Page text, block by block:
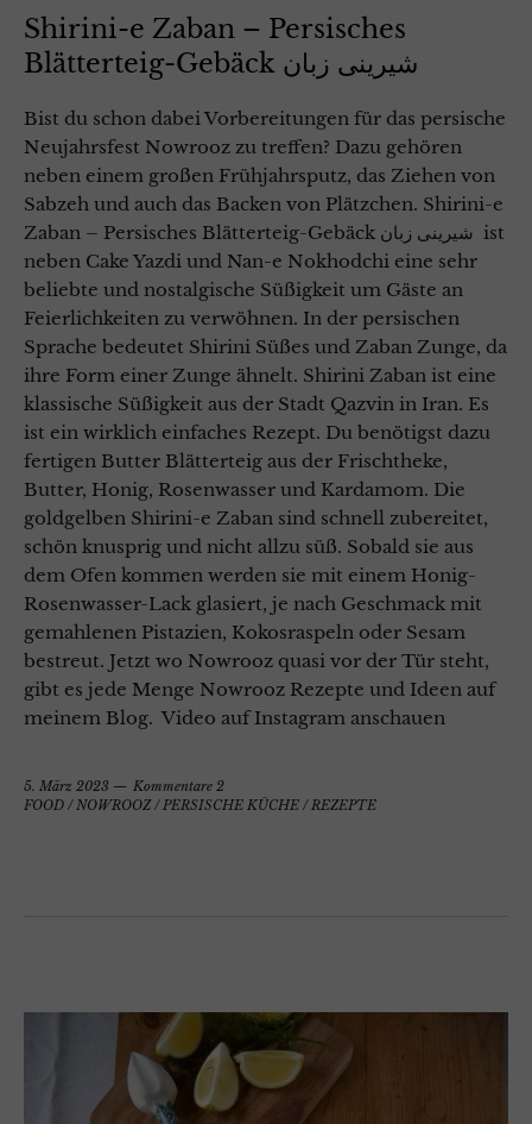
Shirini-e Zaban – Persisches
Blätterteig-Gebäck شیرینی زبان
Bist du schon dabei Vorbereitungen für das persische
Neujahrsfest Nowrooz zu treffen? Dazu gehören
neben einem großen Frühjahrsputz, das Ziehen von
Sabzeh und auch das Backen von Plätzchen. Shirini-e
Zaban – Persisches Blätterteig-Gebäck شیرینی زبان ist
neben Cake Yazdi und Nan-e Nokhodchi eine sehr
beliebte und nostalgische Süßigkeit um Gäste an
Feierlichkeiten zu verwöhnen. In der persischen
Sprache bedeutet Shirini Süßes und Zaban Zunge, da
ihre Form einer Zunge ähnelt. Shirini Zaban ist eine
klassische Süßigkeit aus der Stadt Qazvin in Iran. Es
ist ein wirklich einfaches Rezept. Du benötigst dazu
fertigen Butter Blätterteig aus der Frischtheke,
Butter, Honig, Rosenwasser und Kardamom. Die
goldgelben Shirini-e Zaban sind schnell zubereitet,
schön knusprig und nicht allzu süß. Sobald sie aus
dem Ofen kommen werden sie mit einem Honig-
Rosenwasser-Lack glasiert, je nach Geschmack mit
gemahlenen Pistazien, Kokosraspeln oder Sesam
bestreut. Jetzt wo Nowrooz quasi vor der Tür steht,
gibt es jede Menge Nowrooz Rezepte und Ideen auf
meinem Blog. Video auf Instagram anschauen
5. März 2023
Kommentare 2
FOOD /NOWROOZ/PERSISCHE KÜCHE /REZEPTE